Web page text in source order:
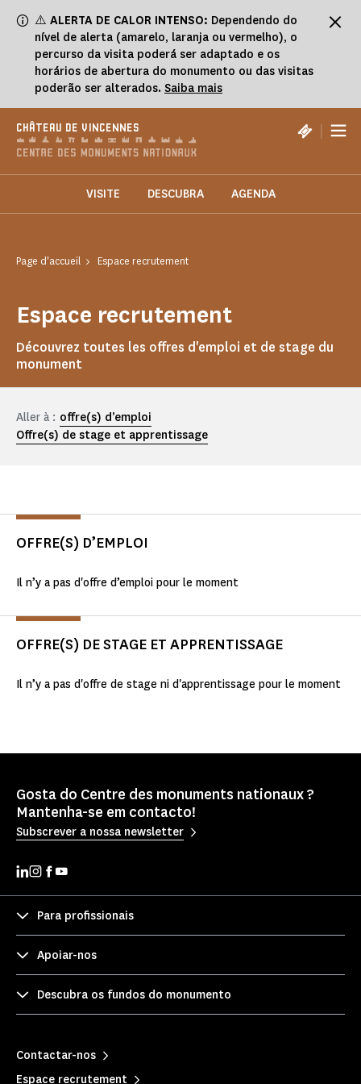
⚠️ ALERTA DE CALOR INTENSO: Dependendo do
nível de alerta (amarelo, laranja ou vermelho), o
percurso da visita poderá ser adaptado e os
horários de abertura do monumento ou das visitas
poderão ser alterados. Saiba mais
CHÂTEAU DE VINCENNES |
VISITE DESCUBRA AGENDA
Page d'accueil Espace recrutement
Espace recrutement
Découvrez toutes les offres d'emploi et de stage du
monument
Aller à : offre(s) d’emploi
Offre(s) de stage et apprentissage
OFFRE(S) D’EMPLOI
Il n’y a pas d'offre d’emploi pour le moment
OFFRE(S) DE STAGE ET APPRENTISSAGE
Il n’y a pas d'offre de stage ni d'apprentissage pour le moment
Gosta do Centre des monuments nationaux ?
Mantenha-se em contacto!
Subscrever a nossa newsletter
Para profissionais
Apoiar-nos
Descubra os fundos do monumento
Contactar-nos
Espace recrutement